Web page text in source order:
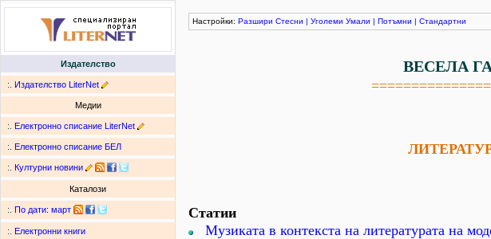
Издателство
:. Издателство LiterNet
Медии
:. Електронно списание LiterNet
:. Електронно списание БЕЛ
:. Културни новини
Каталози
:. По дати: март
:. Електронни книги
Настройки: Разшири Стесни | Уголеми Умали | Потъмни | Стандартни
ВЕСЕЛА
Статии
Музиката в контекста на литературата на